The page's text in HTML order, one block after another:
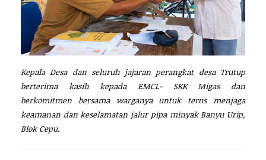
Kepala Desa dan seluruh jajaran perangkat desa Trutup
berterima kasih kepada EMCL- SKK Migas dan
berkomitmen bersama warganya untuk terus menjaga
keamanan dan keselamatan jalur pipa minyak Banyu Urip,
Blok Cepu.